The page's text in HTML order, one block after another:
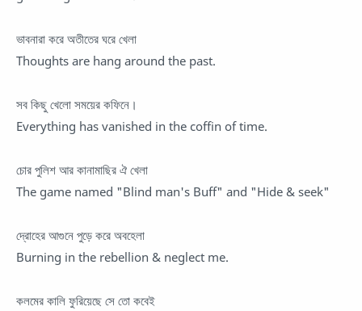
ভাবনারা করে অতীতের ঘরে খেলা
Thoughts are hang around the past.
সব কিছু খেলো সময়ের কফিনে।
Everything has vanished in the coffin of time.
চোর পুলিশ আর কানামাছির ঐ খেলা
The game named "Blind man's Buff" and "Hide & seek"
দ্রোহের আগুনে পুড়ে করে অবহেলা
Burning in the rebellion & neglect me.
কলমের কালি ফুরিয়েছে সে তো কবেই